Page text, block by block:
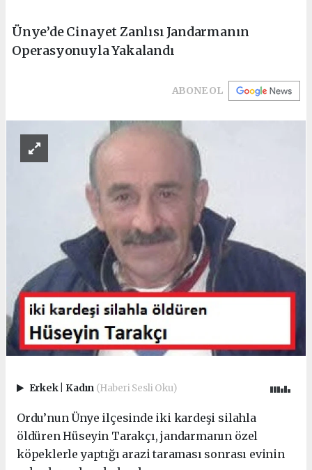
Ünye’de Cinayet Zanlısı Jandarmanın
Operasyonuyla Yakalandı
ABONE OL
Erkek Kadın (Haberi Sesli Oku)
Ordu’nun Ünye ilçesinde iki kardeşi silahla
öldüren Hüseyin Tarakçı, jandarmanın özel
köpeklerle yaptığı arazi taraması sonrası evinin